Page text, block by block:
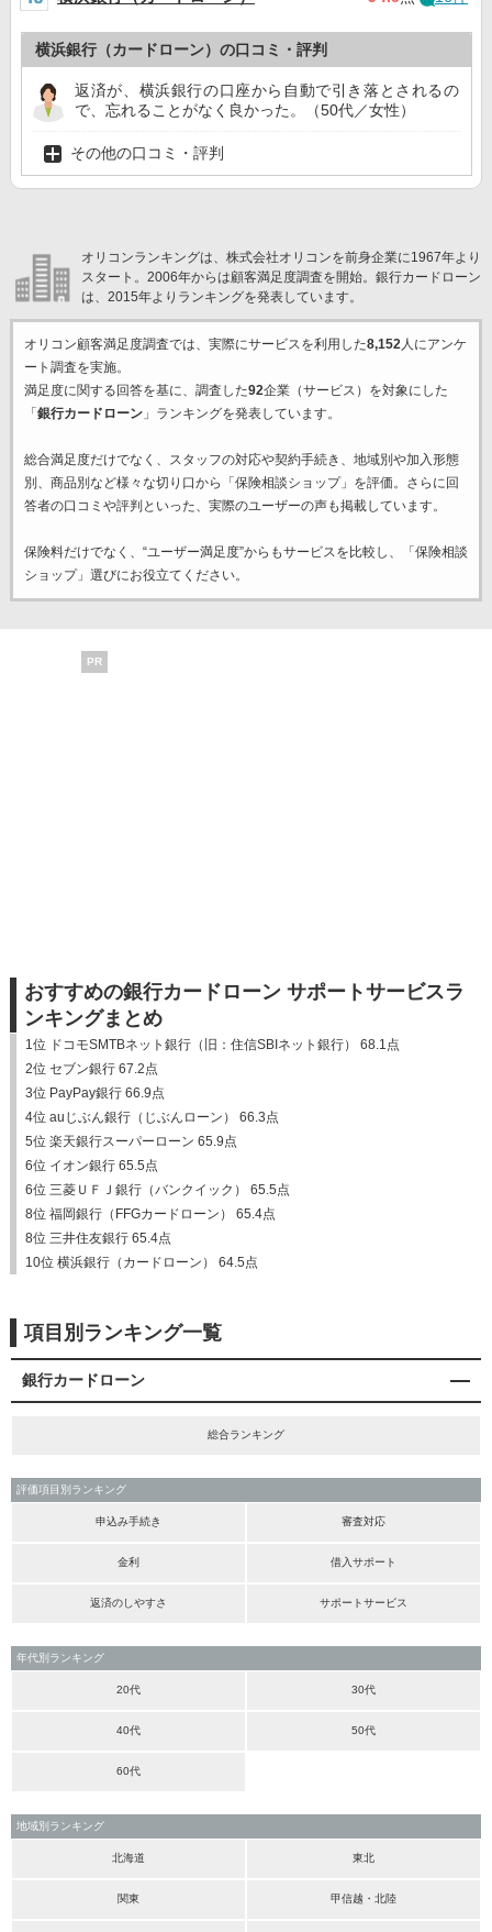
横浜銀行（カードローン）の口コミ・評判
返済が、横浜銀行の口座から自動で引き落とされるの
で、忘れることがなく良かった。（50代／女性）
その他の口コミ・評判
オリコンランキングは、株式会社オリコンを前身企業に1967年より
スタート。2006年からは顧客満足度調査を開始。銀行カードローン
は、2015年よりランキングを発表しています。
オリコン顧客満足度調査では、実際にサービスを利用した8,152人にアンケ
ート調査を実施。
満足度に関する回答を基に、調査した92企業（サービス）を対象にした
「 銀行カードローン」ランキングを発表しています。
総合満足度だけでなく、スタッフの対応や契約手続き、地域別や加入形態
別、商品別など様々な切り口から「保険相談ショップ」を評価。さらに回
答者の口コミや評判といった、実際のユーザーの声も掲載しています。
保険料だけでなく、“ユーザー満足度”からもサービスを比較し、「保険相談
ショップ」選びにお役立てください。
PR
おすすめの銀行カードローン サポートサービスラ
ンキングまとめ
1位 ドコモSMTBネット銀行（旧：住信SBIネット銀行） 68.1点
2位 セブン銀行 67.2点
3位 PayPay銀行 66.9点
4位 auじぶん銀行（じぶんローン） 66.3点
5位 楽天銀行スーパーローン 65.9点
6位 イオン銀行 65.5点
6位 三菱ＵＦＪ銀行（バンクイック） 65.5点
8位 福岡銀行（FFGカードローン） 65.4点
8位 三井住友銀行 65.4点
10位 横浜銀行（カードローン） 64.5点
項目別ランキング一覧
銀行カードローン
総合ランキング
評価項目別ランキング
申込み手続き 審査対応
金利 借入サポート
返済のしやすさ サポートサービス
年代別ランキング
20代 30代
40代 50代
60代
地域別ランキング
北海道 東北
関東 甲信越・北陸